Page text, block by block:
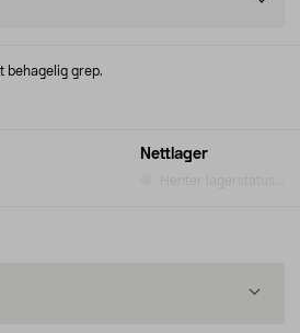
Nettlager
behagelig grep.